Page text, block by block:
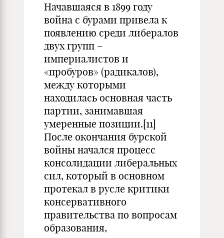
Начавшаяся в 1899 году
война с бурами привела к
появлению среди либералов
двух групп –
империалистов и
«пробуров» (радикалов),
между которыми
находилась основная часть
партии, занимавшая
умеренные позиции.[11]
После окончания бурской
войны начался процесс
консолидации либеральных
сил, который в основном
протекал в русле критики
консервативного
правительства по вопросам
образования,